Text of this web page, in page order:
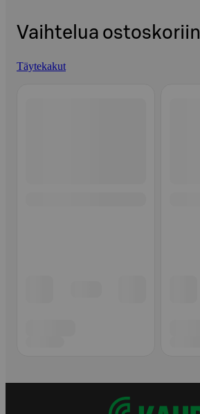
Vaihtelua ostoskoriin
Täytekakut